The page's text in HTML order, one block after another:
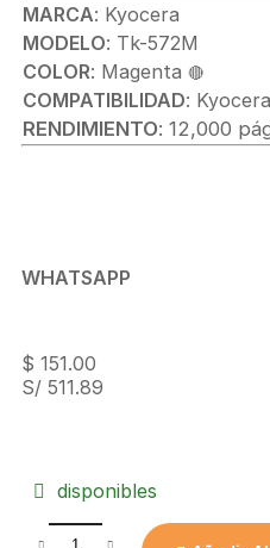
MARCA: Kyocera
MODELO: Tk-572M
COLOR: Magenta 🔴
COMPATIBILIDAD:
RENDIMIENTO: 12,000
WHATSAPP
$ 151.00
S/ 511.89
disponibles